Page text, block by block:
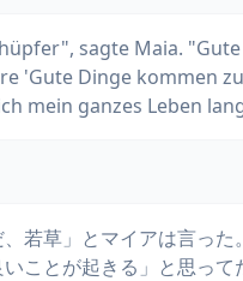
sagte Maia.
'Gute Dinge kommen
mein ganzes Leben
、若草」とマイアは言っ
ことが起きる」と思っ